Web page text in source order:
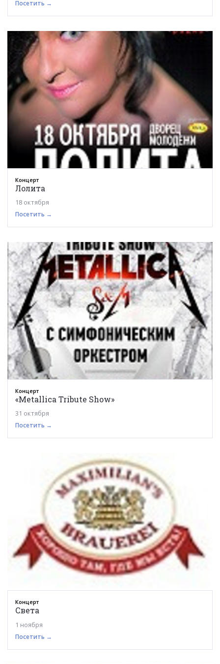
Посетить →
Концерт
Лолита
18 октября
Посетить →
Концерт
«Metallica Tribute Show»
31 октября
Посетить →
Концерт
Света
1 ноября
Посетить →